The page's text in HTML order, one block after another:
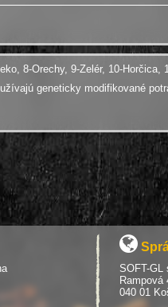
8-Orechy, 9-Zelér, 10-
geneticky modifikované
SOFT-GL
Rampová
040 01